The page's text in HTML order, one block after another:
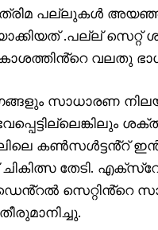
പല്ലുകൾ അയഞ്ഞ
.പല്ല് സെറ്റ്
വലതു
സാധാരണ
കൺസൾട്ടൻ്റ്
ചികിത്സ തേടി.
സെറ്റിൻ്റെ